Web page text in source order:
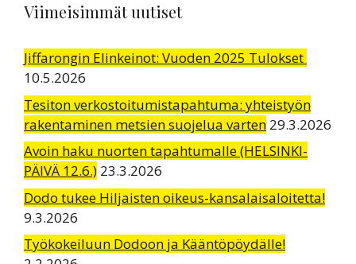
Viimeisimmät uutiset
Jiffarongin Elinkeinot: Vuoden 2025 Tulokset
10.5.2026
Tesiton verkostoitumistapahtuma: yhteistyön
rakentaminen metsien suojelua varten 29.3.2026
Avoin haku nuorten tapahtumalle (HELSINKI-
PÄIVÄ 12.6.) 23.3.2026
Dodo tukee Hiljaisten oikeus-kansalaisaloitetta!
9.3.2026
Työkokeiluun Dodoon ja Kääntöpöydälle!